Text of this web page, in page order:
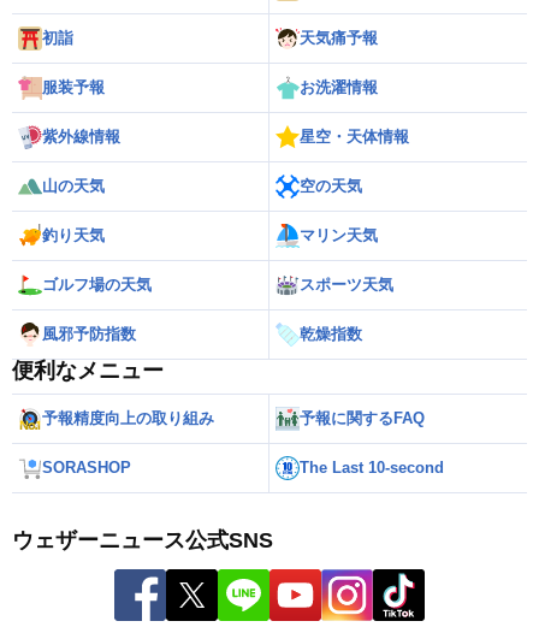
初詣 天気痛予報
服装予報 お洗濯情報
紫外線情報 星空・天体情報
山の天気 空の天気
釣り天気 マリン天気
ゴルフ場の天気 スポーツ天気
風邪予防指数 乾燥指数
便利なメニュー
予報精度向上の取り組み 予報に関するFAQ
SORASHOP The Last 10-second
ウェザーニュース公式SNS